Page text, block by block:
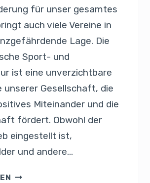
für unser gesamtes
auch viele Vereine in
Lage. Die
Sport- und
ist eine unverzichtbare
unserer Gesellschaft, die
Miteinander und die
fördert. Obwohl der
eingestellt ist,
und andere…